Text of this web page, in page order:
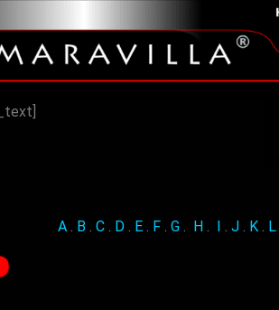
A . B . C . D . E . F . G . H . I . J . K . L